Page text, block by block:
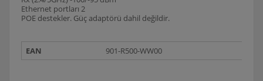
Ethernet portları 2
POE destekler. Güç adaptörü dahil değildir.
EAN 901-R500-WW00